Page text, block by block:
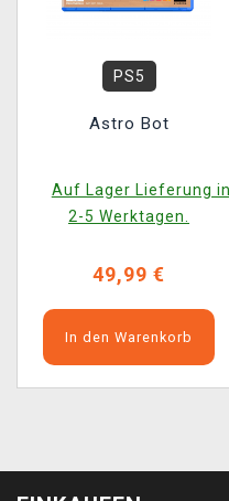
PS5
Astro Bot
Auf Lager Lieferung in
2-5 Werktagen.
49,99 €
In den Warenkorb